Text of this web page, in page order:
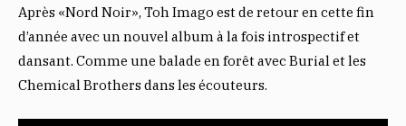
Après «Nord Noir», Toh Imago est de retour en cette fin
d’année avec un nouvel album à la fois introspectif et
dansant. Comme une balade en forêt avec Burial et les
Chemical Brothers dans les écouteurs.